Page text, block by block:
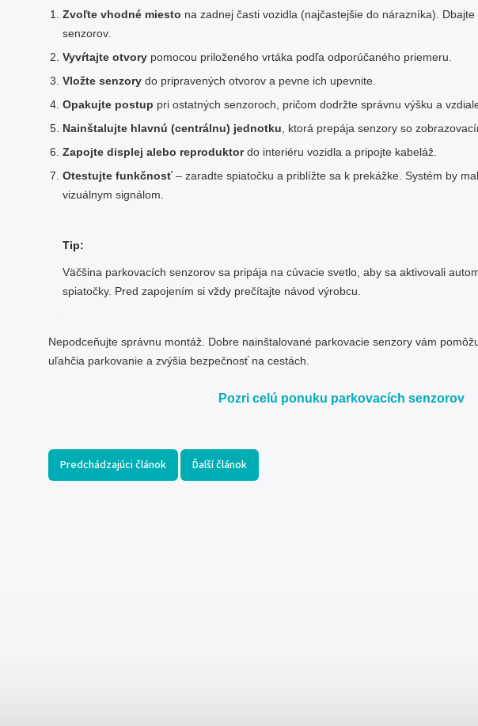
Zvoľte vhodné miesto na zadnej časti vozidla (najčastejšie do nárazníka).
senzorov.
Vyvŕtajte otvory pomocou priloženého vrtáka podľa odporúčaného priemeru.
Vložte senzory do pripravených otvorov a pevne ich upevnite.
Opakujte postup pri ostatných senzoroch, pričom dodržte správnu výšku a
Nainštalujte hlavnú (centrálnu) jednotku , ktorá prepája senzory so
Zapojte displej alebo reproduktordo interiéru vozidla a pripojte kabeláž.
Otestujte funkčnosť – zaradte spiatočku a priblížte sa k prekážke. Systém by
vizuálnym signálom.
Tip:
Väčšina parkovacích senzorov sa pripája na cúvacie svetlo, aby sa aktivovali
spiatočky. Pred zapojením si vždy prečítajte návod výrobcu.
Nepodceňujte správnu montáž. Dobre nainštalované parkovacie senzory vám
uľahčia parkovanie a zvýšia bezpečnosť na cestách.
Pozri celú ponuku parkovacích senzorov
Predchádzajúci článok Ďalší článok